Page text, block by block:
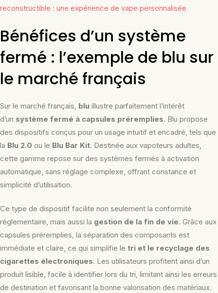
reconstructible : une expérience de vape personnalisée
Bénéfices d’un système
fermé : l’exemple de blu sur
le marché français
Sur le marché français, blu illustre parfaitement l’intérêt
d’un système fermé à capsules préremplies. Blu propose
des dispositifs conçus pour un usage intuitif et encadré, tels que
la Blu 2.0 ou le Blu Bar Kit. Destinée aux vapoteurs adultes,
cette gamme repose sur des systèmes fermés à activation
automatique, sans réglage complexe, offrant constance et
simplicité d’utilisation.
Ce type de dispositif facilite non seulement la conformité
réglementaire, mais aussi la gestion de la fin de vie. Grâce aux
capsules préremplies, la séparation des composants est
immédiate et claire, ce qui simplifie le tri et le recyclage des
cigarettes électroniques. Les utilisateurs profitent ainsi d’un
produit lisible, facile à identifier lors du tri, limitant ainsi les erreurs
de destination et favorisant la bonne valorisation des matériaux.